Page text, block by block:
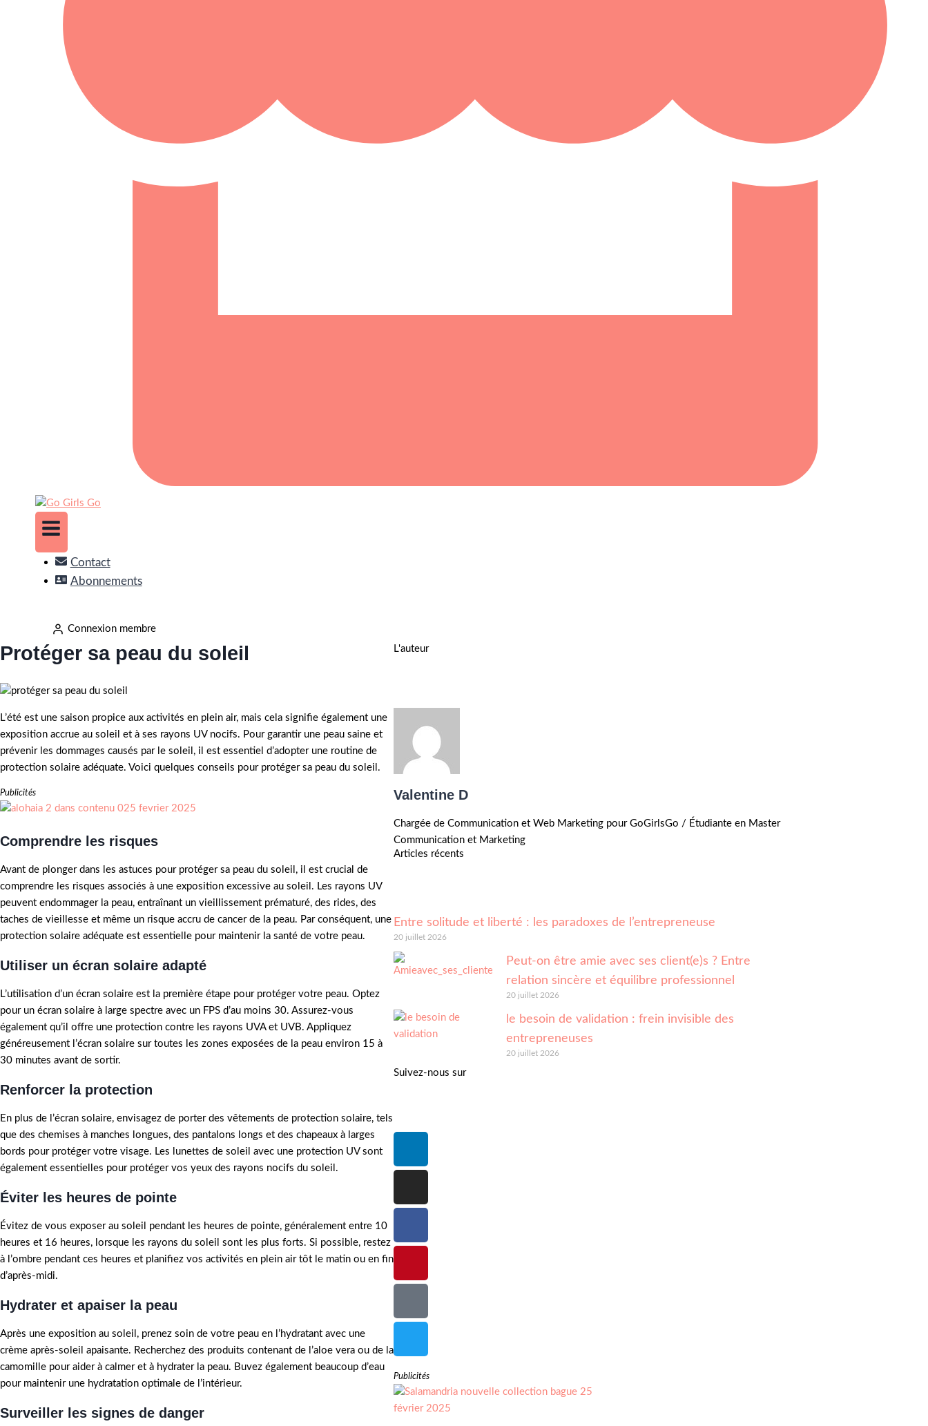
Contact
Abonnements
Connexion membre
Protéger sa peau du soleil
L’été est une saison propice aux activités en plein air, mais cela signifie également une
exposition accrue au soleil et à ses rayons UV nocifs. Pour garantir une peau saine et
prévenir les dommages causés par le soleil, il est essentiel d’adopter une routine de
protection solaire adéquate. Voici quelques conseils pour protéger sa peau du soleil.
Publicités
Comprendre les risques
Avant de plonger dans les astuces pour protéger sa peau du soleil, il est crucial de
comprendre les risques associés à une exposition excessive au soleil. Les rayons UV
peuvent endommager la peau, entraînant un vieillissement prématuré, des rides, des
taches de vieillesse et même un risque accru de cancer de la peau. Par conséquent, une
protection solaire adéquate est essentielle pour maintenir la santé de votre peau.
Utiliser un écran solaire adapté
L’utilisation d’un écran solaire est la première étape pour protéger votre peau. Optez
pour un écran solaire à large spectre avec un FPS d’au moins 30. Assurez-vous
également qu’il offre une protection contre les rayons UVA et UVB. Appliquez
généreusement l’écran solaire sur toutes les zones exposées de la peau environ 15 à
30 minutes avant de sortir.
Renforcer la protection
En plus de l’écran solaire, envisagez de porter des vêtements de protection solaire, tels
que des chemises à manches longues, des pantalons longs et des chapeaux à larges
bords pour protéger votre visage. Les lunettes de soleil avec une protection UV sont
également essentielles pour protéger vos yeux des rayons nocifs du soleil.
Éviter les heures de pointe
Évitez de vous exposer au soleil pendant les heures de pointe, généralement entre 10
heures et 16 heures, lorsque les rayons du soleil sont les plus forts. Si possible, restez
à l’ombre pendant ces heures et planifiez vos activités en plein air tôt le matin ou en fin
d’après-midi.
Hydrater et apaiser la peau
Après une exposition au soleil, prenez soin de votre peau en l’hydratant avec une
crème après-soleil apaisante. Recherchez des produits contenant de l’aloe vera ou de la
camomille pour aider à calmer et à hydrater la peau. Buvez également beaucoup d’eau
pour maintenir une hydratation optimale de l’intérieur.
Surveiller les signes de danger
L'auteur
Valentine D
Chargée de Communication et Web Marketing pour GoGirlsGo / Étudiante en Master
Communication et Marketing
Articles récents
Entre solitude et liberté : les paradoxes de l’entrepreneuse
20 juillet 2026
Peut-on être amie avec ses client(e)s ? Entre
relation sincère et équilibre professionnel
20 juillet 2026
le besoin de validation : frein invisible des
entrepreneuses
20 juillet 2026
Suivez-nous sur
Publicités